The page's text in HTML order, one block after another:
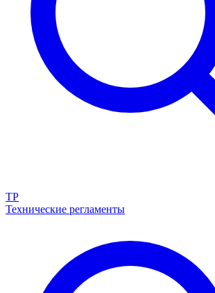
ТР
Технические регламенты